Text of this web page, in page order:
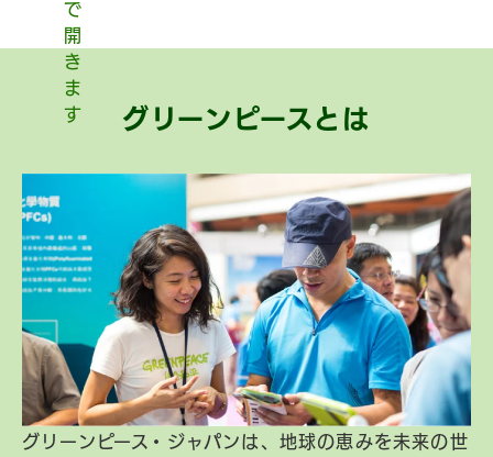
グリーンピースとは
グリーンピース・ジャパンは、地球の恵みを未来の世